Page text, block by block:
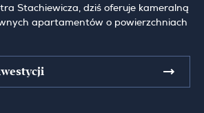
Stachiewicza, dziś oferuje kameralną
apartamentów o powierzchniach